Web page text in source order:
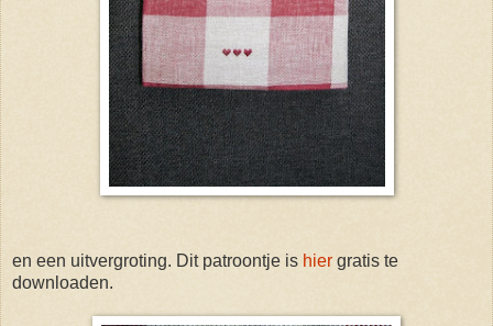
en een uitvergroting. Dit patroontje is hier gratis te
downloaden.